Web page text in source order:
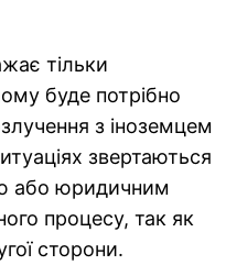
тільки
буде потрібно
з іноземцем
звертаються
або юридичним
процесу, так як
сторони.